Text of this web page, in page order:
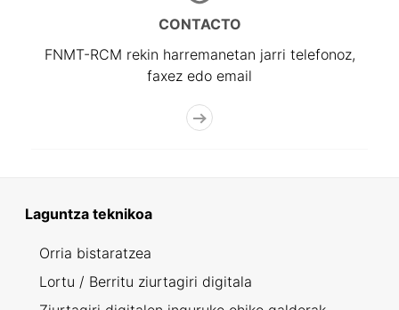
CONTACTO
FNMT-RCM rekin harremanetan jarri telefonoz,
faxez edo email
Laguntza teknikoa
Orria bistaratzea
Lortu / Berritu ziurtagiri digitala